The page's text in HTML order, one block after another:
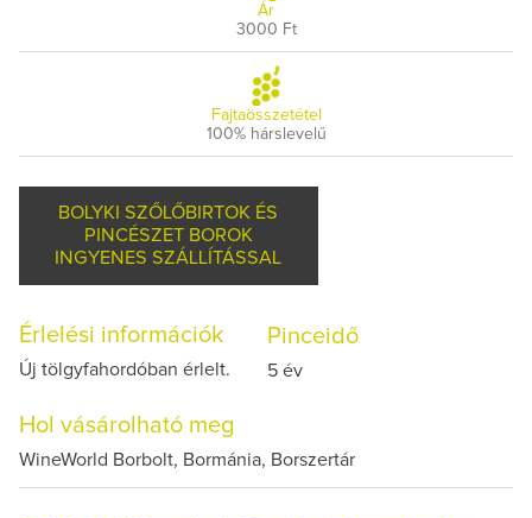
Ár
3000 Ft
Fajtaösszetétel
100% hárslevelű
BOLYKI SZŐLŐBIRTOK ÉS
PINCÉSZET BOROK
INGYENES SZÁLLÍTÁSSAL
Érlelési információk
Új tölgyfahordóban érlelt.
Pinceidő
5 év
Hol vásárolható meg
WineWorld Borbolt, Bormánia, Borszertár